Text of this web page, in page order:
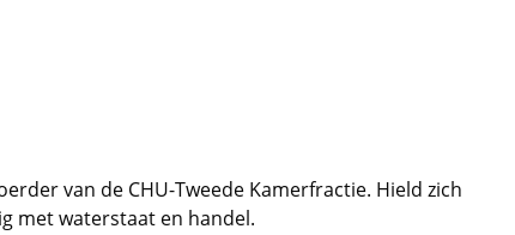
van de CHU-Tweede Kamerfractie. Hield zich
met waterstaat en handel.